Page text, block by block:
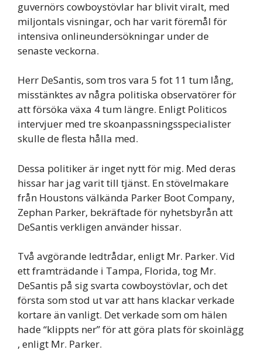
guvernörs cowboystövlar har blivit viralt, med
miljontals visningar, och har varit föremål för
intensiva onlineundersökningar under de
senaste veckorna.
Herr DeSantis, som tros vara 5 fot 11 tum lång,
misstänktes av några politiska observatörer för
att försöka växa 4 tum längre. Enligt Politicos
intervjuer med tre skoanpassningsspecialister
skulle de flesta hålla med.
Dessa politiker är inget nytt för mig. Med deras
hissar har jag varit till tjänst. En stövelmakare
från Houstons välkända Parker Boot Company,
Zephan Parker, bekräftade för nyhetsbyrån att
DeSantis verkligen använder hissar.
Två avgörande ledtrådar, enligt Mr. Parker. Vid
ett framträdande i Tampa, Florida, tog Mr.
DeSantis på sig svarta cowboystövlar, och det
första som stod ut var att hans klackar verkade
kortare än vanligt. Det verkade som om hälen
hade “klippts ner” för att göra plats för skoinlägg
, enligt Mr. Parker.